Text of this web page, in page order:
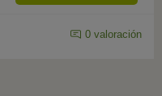
0 valoración